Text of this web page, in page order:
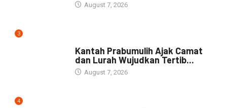
August 7, 2026
3
Kantah Prabumulih Ajak Camat
dan Lurah Wujudkan Tertib...
August 7, 2026
4